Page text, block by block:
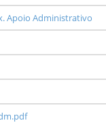
Apoio Administrativo